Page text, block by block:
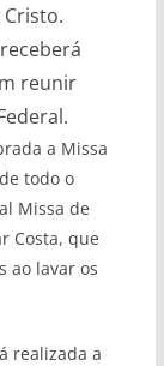
reunir
a Missa
todo o
Missa de
Costa, que
ao lavar os
realizada a